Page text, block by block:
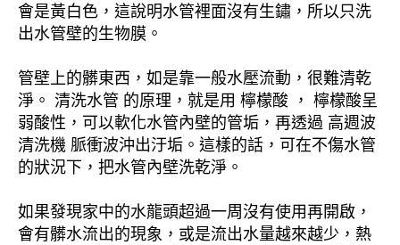
會是黃白色，這說明水管裡面沒有生鏽，所以只洗
出水管壁的生物膜。
管壁上的髒東西，如是靠一般水壓流動，很難清乾
淨。 清洗水管 的原理，就是用 檸檬酸 ， 檸檬酸呈
弱酸性，可以軟化水管內壁的管垢，再透過 高週波
清洗機 脈衝波沖出汙垢。這樣的話，可在不傷水管
的狀況下，把水管內壁洗乾淨。
如果發現家中的水龍頭超過一周沒有使用再開啟，
會有髒水流出的現象，或是流出水量越來越少，熱